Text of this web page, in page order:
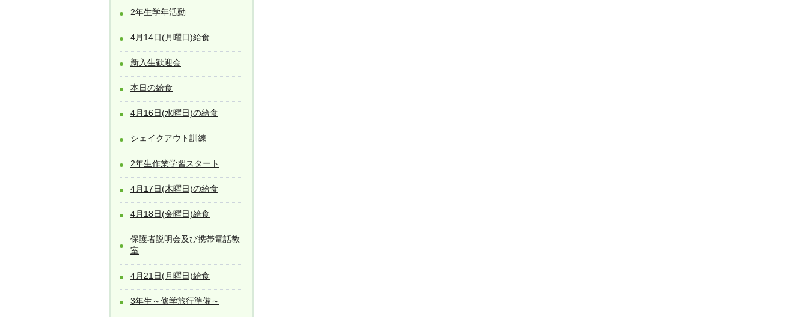
2年生学年活動
4月14日(月曜日)給食
新入生歓迎会
本日の給食
4月16日(水曜日)の給食
シェイクアウト訓練
2年生作業学習スタート
4月17日(木曜日)の給食
4月18日(金曜日)給食
保護者説明会及び携帯電話教
室
4月21日(月曜日)給食
3年生～修学旅行準備～